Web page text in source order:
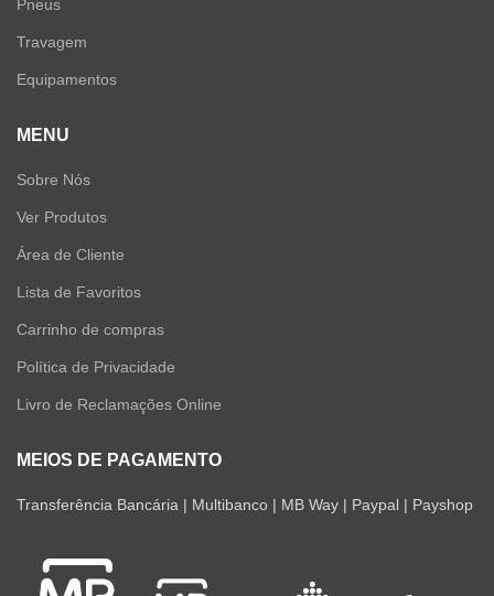
Pneus
Travagem
Equipamentos
MENU
Sobre Nós
Ver Produtos
Área de Cliente
Lista de Favoritos
Carrinho de compras
Política de Privacidade
Livro de Reclamações Online
MEIOS DE PAGAMENTO
Transferência Bancária | Multibanco | MB Way | Paypal | Payshop